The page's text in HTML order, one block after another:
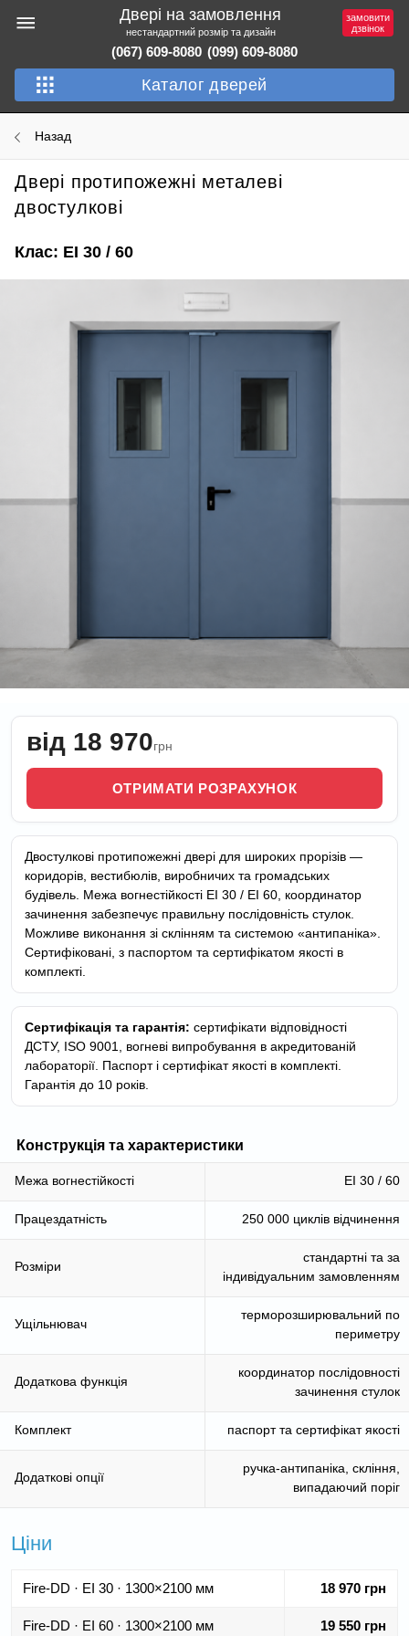
Двері на замовлення
нестандартний розмір та дизайн
(067) 609-8080 (099) 609-8080
Каталог дверей
замовити
дзвінок
Назад
Двері протипожежні металеві
двостулкові
Клас: EI 30 / 60
від 18 970грн
ОТРИМАТИ РОЗРАХУНОК
Двостулкові протипожежні двері для широких прорізів —
коридорів, вестибюлів, виробничих та громадських
будівель. Межа вогнестійкості EI 30 / EI 60, координатор
зачинення забезпечує правильну послідовність стулок.
Можливе виконання зі склінням та системою «антипаніка».
Сертифіковані, з паспортом та сертифікатом якості в
комплекті.
Сертифікація та гарантія: сертифікати відповідності
ДСТУ, ISO 9001, вогневі випробування в акредитованій
лабораторії. Паспорт і сертифікат якості в комплекті.
Гарантія до 10 років.
Конструкція та характеристики
Межа вогнестійкості EI 30 / 60
Працездатність 250 000 циклів відчинення
Розміри
стандартні та за
індивідуальним замовленням
Ущільнювач
терморозширювальний по
периметру
Додаткова функція
координатор послідовності
зачинення стулок
Комплект паспорт та сертифікат якості
Додаткові опції
ручка-антипаніка, скління,
випадаючий поріг
Ціни
Fire-DD · EI 30 · 1300×2100 мм 18 970 грн
Fire-DD · EI 60 · 1300×2100 мм 19 550 грн